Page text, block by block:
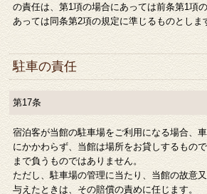
の責任は、第1項の場合にあっては前条第1項
あっては同条第2項の規定に準じるものとしま
駐車の責任
第17条
宿泊客が当館の駐車場をご利用になる場合、
にかかわらず、当館は場所をお貸しするもの
まで負うものではありません。
ただし、駐車場の管理に当たり、当館の故意
与えたときは、その賠償の責めに任じます。